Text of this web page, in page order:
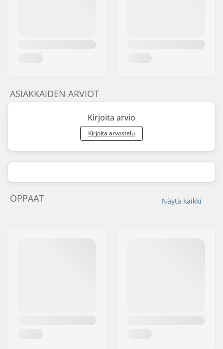
ASIAKKAIDEN ARVIOT
Kirjoita arvio
Kirjoita arvostelu
Näytä kaikki
OPPAAT